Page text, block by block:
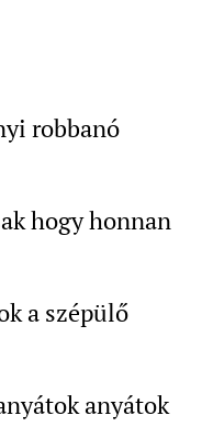
robbanó
hogy honnan
a szépülő
anyátok